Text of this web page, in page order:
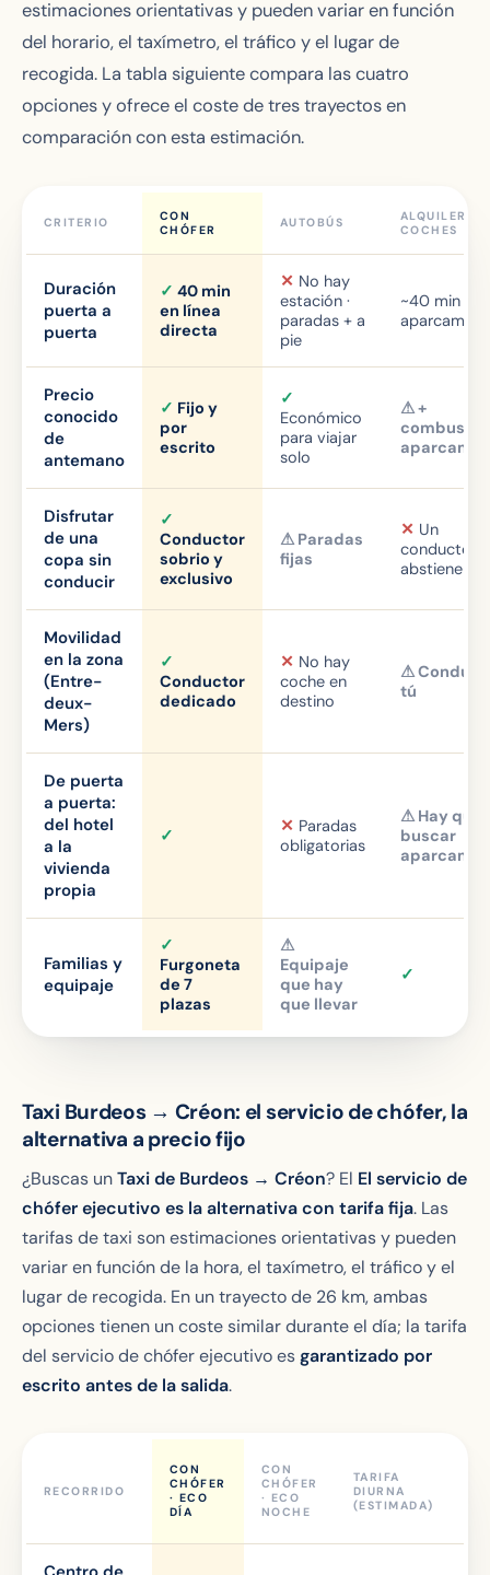
estimaciones orientativas y pueden variar en función
del horario, el taxímetro, el tráfico y el lugar de
recogida. La tabla siguiente compara las cuatro
opciones y ofrece el coste de tres trayectos en
comparación con esta estimación.
CRITERIO
CON
CHÓFER
AUTOBÚS
ALQUILER DE
COCHES
Duración
puerta a
puerta
✓ 40 min
en línea
directa
✕ No hay
estación ·
paradas + a
pie
~40 min +
Precio
conocido
de
antemano
✓ Fijo y
por
escrito
✓
Económico
para viajar
solo
⚠ +
Disfrutar
de una
copa sin
conducir
✓
Conductor
sobrio y
exclusivo
⚠ Paradas
fijas
✕ Un
conductor
abstiene
Movilidad
en la zona
(Entre-
deux-
Mers)
✓
Conductor
dedicado
✕ No hay
coche en
destino
⚠
tú
De puerta
a puerta:
del hotel
a la
vivienda
propia
✓ ✕ Paradas
obligatorias
⚠ Hay que
buscar
Familias y
equipaje
✓
Furgoneta
de 7
plazas
⚠
Equipaje
que hay
que llevar
✓
Taxi Burdeos → Créon: el servicio de chófer, la
alternativa a precio fijo
¿Buscas unTaxi de Burdeos → Créon? El El servicio de
chófer ejecutivo es la alternativa con tarifa fija. Las
tarifas de taxi son estimaciones orientativas y pueden
variar en función de la hora, el taxímetro, el tráfico y el
lugar de recogida. En un trayecto de 26 km, ambas
opciones tienen un coste similar durante el día; la tarifa
del servicio de chófer ejecutivo esgarantizado por
escrito antes de la salida.
RECORRIDO
CON
CHÓFER
· ECO
DÍA
CON
CHÓFER
· ECO
NOCHE
TARIFA
DIURNA
(ESTIMADA)